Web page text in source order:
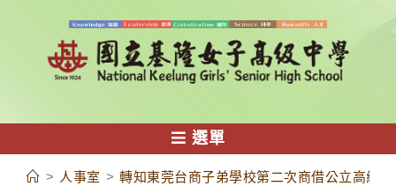
容
選單
> 人事室 > 轉知東莞台商子弟學校第二次商借公立高級